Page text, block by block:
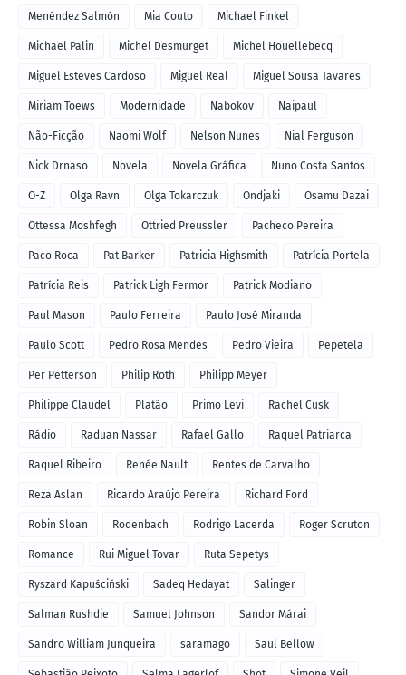
Menéndez Salmón Mia Couto Michael Finkel
Michael Palin Michel Desmurget Michel Houellebecq
Miguel Esteves Cardoso Miguel Real Miguel Sousa Tavares
Miriam Toews Modernidade Nabokov Naipaul
Não-Ficção Naomi Wolf Nelson Nunes Nial Ferguson
Nick Drnaso Novela Novela Gráfica Nuno Costa Santos
O-Z Olga Ravn Olga Tokarczuk Ondjaki Osamu Dazai
Ottessa Moshfegh Ottried Preussler Pacheco Pereira
Paco Roca Pat Barker Patricia Highsmith Patrícia Portela
Patrícia Reis Patrick Ligh Fermor Patrick Modiano
Paul Mason Paulo Ferreira Paulo José Miranda
Paulo Scott Pedro Rosa Mendes Pedro Vieira Pepetela
Per Petterson Philip Roth Philipp Meyer
Philippe Claudel Platão Primo Levi Rachel Cusk
Rádio Raduan Nassar Rafael Gallo Raquel Patriarca
Raquel Ribeiro Renée Nault Rentes de Carvalho
Reza Aslan Ricardo Araújo Pereira Richard Ford
Robin Sloan Rodenbach Rodrigo Lacerda Roger Scruton
Romance Rui Miguel Tovar Ruta Sepetys
Ryszard Kapuściński Sadeq Hedayat Salinger
Salman Rushdie Samuel Johnson Sandor Márai
Sandro William Junqueira saramago Saul Bellow